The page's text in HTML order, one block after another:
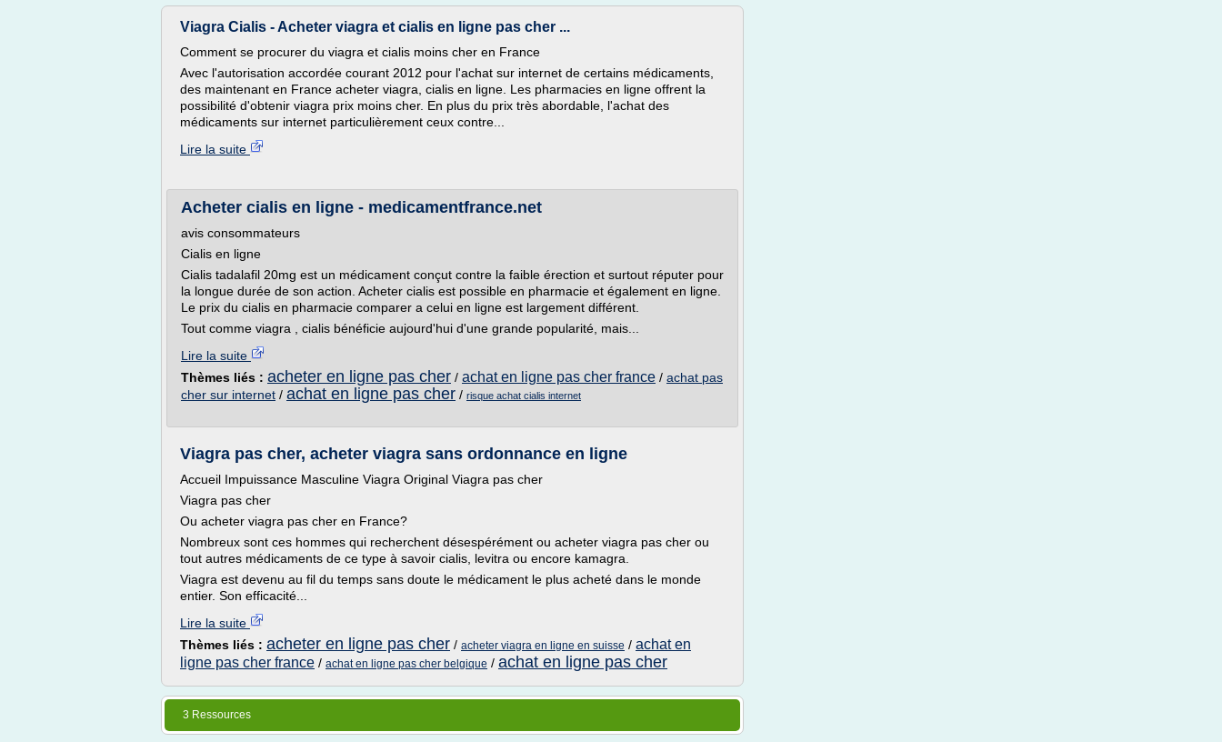
Viagra Cialis - Acheter viagra et cialis en ligne pas cher ...
Comment se procurer du viagra et cialis moins cher en France
Avec l'autorisation accordée courant 2012 pour l'achat sur internet de certains médicaments,
des maintenant en France acheter viagra, cialis en ligne. Les pharmacies en ligne offrent la
possibilité d'obtenir viagra prix moins cher. En plus du prix très abordable, l'achat des
médicaments sur internet particulièrement ceux contre...
Lire la suite
Acheter cialis en ligne - medicamentfrance.net
avis consommateurs
Cialis en ligne
Cialis tadalafil 20mg est un médicament conçut contre la faible érection et surtout réputer pour
la longue durée de son action. Acheter cialis est possible en pharmacie et également en ligne.
Le prix du cialis en pharmacie comparer a celui en ligne est largement différent.
Tout comme viagra , cialis bénéficie aujourd'hui d'une grande popularité, mais...
Lire la suite
Thèmes liés : acheter en ligne pas cher / achat en ligne pas cher france / achat pas
cher sur internet / achat en ligne pas cher / risque achat cialis internet
Viagra pas cher, acheter viagra sans ordonnance en ligne
Accueil Impuissance Masculine Viagra Original Viagra pas cher
Viagra pas cher
Ou acheter viagra pas cher en France?
Nombreux sont ces hommes qui recherchent désespérément ou acheter viagra pas cher ou
tout autres médicaments de ce type à savoir cialis, levitra ou encore kamagra.
Viagra est devenu au fil du temps sans doute le médicament le plus acheté dans le monde
entier. Son efficacité...
Lire la suite
Thèmes liés : acheter en ligne pas cher / acheter viagra en ligne en suisse / achat en
ligne pas cher france / achat en ligne pas cher belgique / achat en ligne pas cher
3 Ressources